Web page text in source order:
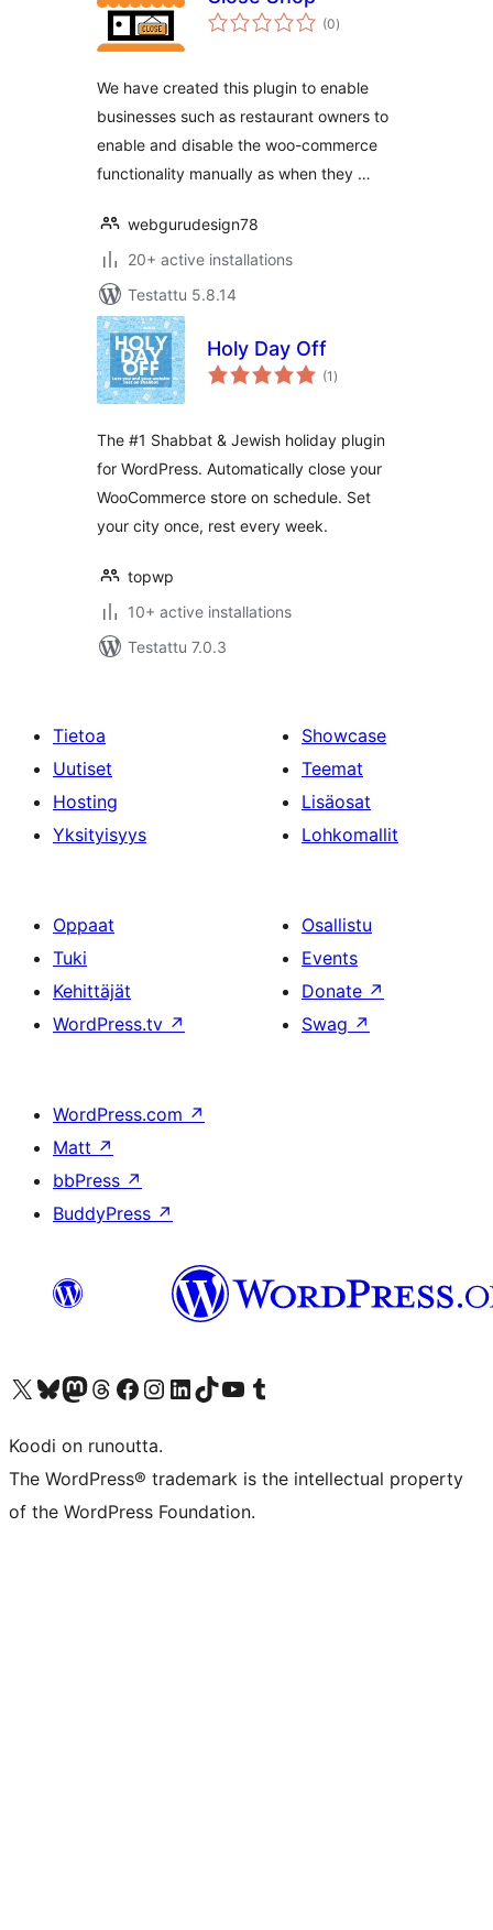
(0arvosanat
yhteensä
)
We have created this plugin to enable
businesses such as restaurant owners to
enable and disable the woo-commerce
functionality manually as when they …
webgurudesign78
20+ active installations
Testattu 5.8.14
Holy Day Off
(1 arvosanat
yhteensä
)
The #1 Shabbat & Jewish holiday plugin
for WordPress. Automatically close your
WooCommerce store on schedule. Set
your city once, rest every week.
topwp
10+ active installations
Testattu 7.0.3
Tietoa
Uutiset
Hosting
Yksityisyys
Showcase
Teemat
Lisäosat
Lohkomallit
Oppaat
Tuki
Kehittäjät
WordPress.tv ↗
Osallistu
Events
Donate ↗
Swag ↗
WordPress.com ↗
Matt ↗
bbPress ↗
BuddyPress ↗
Visit our X (formerly Twitter) account
Visit our Bluesky account
Visit our Mastodon account
Visit our Threads account
Visit our Facebook page
Visit our Instagram account
Visit our LinkedIn account
Visit our TikTok account
Näytä YouTube-kanava
Visit our Tumblr account
Koodi on runoutta.
The WordPress® trademark is the intellectual property
of the WordPress Foundation.